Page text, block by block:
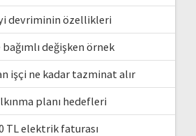
devriminin özellikleri
değişken örnek
işçi ne kadar tazminat alır
planı hedefleri
TL elektrik faturası